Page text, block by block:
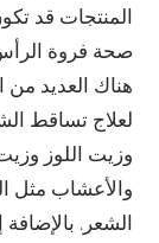
المنتجات قد
صحة فروة
هناك العديد من
لعلاج تساقط
وزيت اللوز
والأعشاب مثل
الشعر.